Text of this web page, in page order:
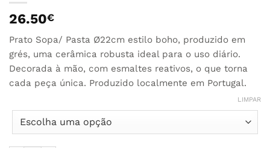
26.50€
Prato Sopa/ Pasta Ø22cm estilo boho, produzido em
grés, uma cerâmica robusta ideal para o uso diário.
Decorada à mão, com esmaltes reativos, o que torna
cada peça única. Produzido localmente em Portugal.
LIMPAR